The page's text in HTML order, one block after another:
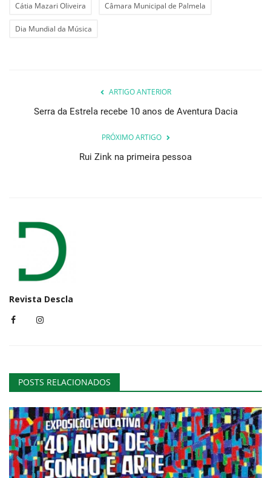
Cátia Mazari Oliveira Câmara Municipal de Palmela
Dia Mundial da Música
ARTIGO ANTERIOR
Serra da Estrela recebe 10 anos de Aventura Dacia
PRÓXIMO ARTIGO
Rui Zink na primeira pessoa
Revista Descla
POSTS RELACIONADOS